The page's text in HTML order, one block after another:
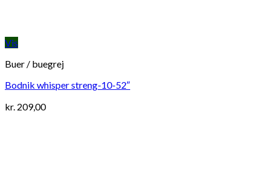
Vis
Buer / buegrej
Bodnik whisper streng-10-52″
kr. 209,00